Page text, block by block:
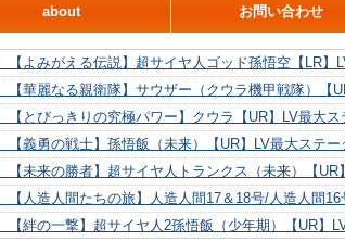
about お問い合わせ
【よみがえる伝説】超サイヤ人ゴッド孫悟空【LR】
【華麗なる親衛隊】サウザー（クウラ機甲戦隊）【
【とびっきりの究極パワー】クウラ【UR】LV最大ス
【義勇の戦士】孫悟飯（未来）【UR】LV最大ステー
【未来の勝者】超サイヤ人トランクス（未来）【UR
【人造人間たちの旅】人造人間17＆18号/人造人間16
【絆の一撃】超サイヤ人2孫悟飯（少年期）【UR】